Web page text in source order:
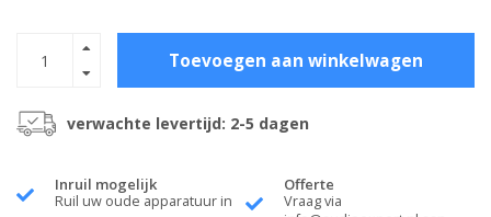
Toevoegen aan winkelwagen
verwachte levertijd: 2-5 dagen
Inruil mogelijk
Ruil uw oude apparatuur in
Offerte
Vraag via